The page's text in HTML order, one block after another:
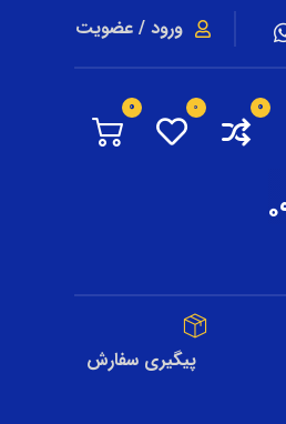
ورود / عضویت
پیگیری سفارش